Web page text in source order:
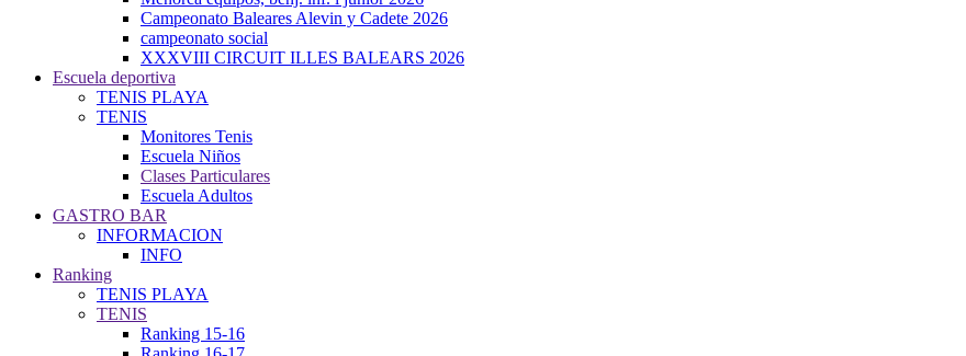
Campeonato Baleares Alevin y Cadete 2026
campeonato social
XXXVIII CIRCUIT ILLES BALEARS 2026
Escuela deportiva
TENIS PLAYA
TENIS
Monitores Tenis
Escuela Niños
Clases Particulares
Escuela Adultos
GASTRO BAR
INFORMACION
INFO
Ranking
TENIS PLAYA
TENIS
Ranking 15-16